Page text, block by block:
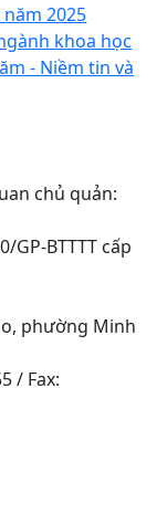
2025
khoa học
- Niềm tin và
chủ quản:
BTTTT cấp
phường Minh
/ Fax: